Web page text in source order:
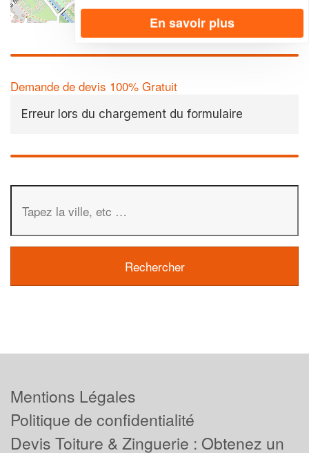
| Map data © OpenStreetMap contributors,
Demande de devis 100% Gratuit
Erreur lors du chargement du formulaire
En savoir plus
Mentions Légales
Politique de confidentialité
Devis Toiture & Zinguerie : Obtenez un